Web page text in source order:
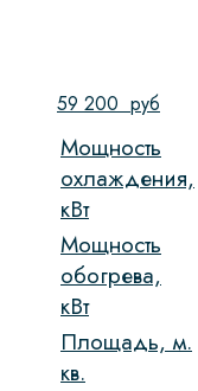
59 200 руб
Мощность
охлаждения,
кВт
Мощность
обогрева,
кВт
Площадь, м.
кв.